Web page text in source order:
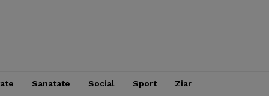
Sanatate Social Sport Ziar